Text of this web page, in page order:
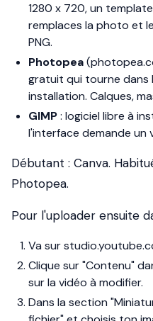
1280 x 720, un
remplaces la photo et
PNG.
Photopea
gratuit qui tourne dans
installation. Calques,
GIMP: logiciel libre à
l'interface demande un
Débutant : Canva.
Photopea.
Pour l'uploader ensuite
Va sur
Clique sur "Contenu"
sur la vidéo à modifier.
Dans la section